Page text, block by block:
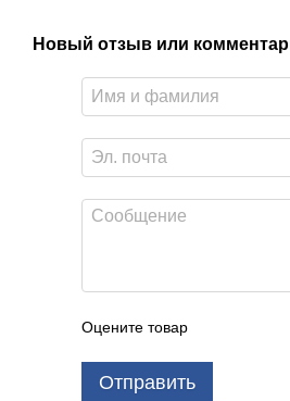
Новый отзыв или
Оцените товар
Отправить